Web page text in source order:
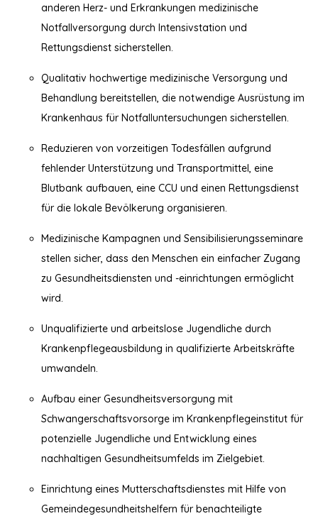
anderen Herz- und Erkrankungen medizinische
Notfallversorgung durch Intensivstation und
Rettungsdienst sicherstellen.
Qualitativ hochwertige medizinische Versorgung und
Behandlung bereitstellen, die notwendige Ausrüstung im
Krankenhaus für Notfalluntersuchungen sicherstellen.
Reduzieren von vorzeitigen Todesfällen aufgrund
fehlender Unterstützung und Transportmittel, eine
Blutbank aufbauen, eine CCU und einen Rettungsdienst
für die lokale Bevölkerung organisieren.
Medizinische Kampagnen und Sensibilisierungsseminare
stellen sicher, dass den Menschen ein einfacher Zugang
zu Gesundheitsdiensten und -einrichtungen ermöglicht
wird.
Unqualifizierte und arbeitslose Jugendliche durch
Krankenpflegeausbildung in qualifizierte Arbeitskräfte
umwandeln.
Aufbau einer Gesundheitsversorgung mit
Schwangerschaftsvorsorge im Krankenpflegeinstitut für
potenzielle Jugendliche und Entwicklung eines
nachhaltigen Gesundheitsumfelds im Zielgebiet.
Einrichtung eines Mutterschaftsdienstes mit Hilfe von
Gemeindegesundheitshelfern für benachteiligte